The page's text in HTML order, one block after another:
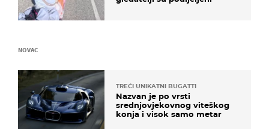
NOVAC
TREĆI UNIKATNI BUGATTI
Nazvan je po vrsti
srednjovjekovnog viteškog
konja i visok samo metar